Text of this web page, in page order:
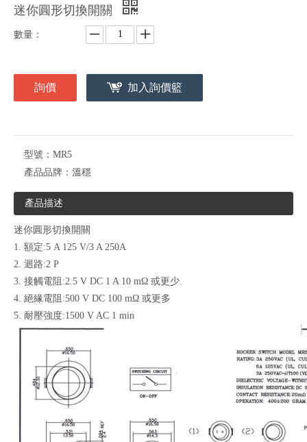
迷你圓形切換開關
數量：
詢價 加入詢價籃
型號： MR5
產品品牌： 溫穩
產品描述
迷你圓形切換開關
1. 額定:5 A 125 V/3 A 250A
2. 迴路:2 P
3. 接觸電阻:2.5 V DC 1 A 10 mΩ 或更少.
4. 絕緣電阻:500 V DC 100 mΩ 或更多
5. 耐壓強度:1500 V AC 1 min